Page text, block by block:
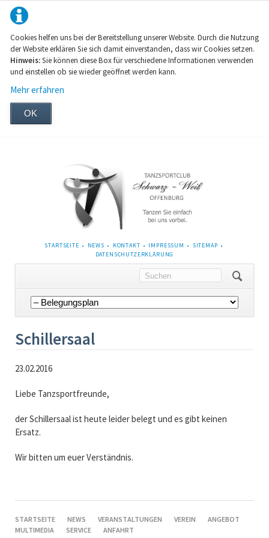
Cookies helfen uns bei der Bereitstellung unserer Website. Durch die Nutzung
der Website erklären Sie sich damit einverstanden, dass wir Cookies setzen.
Hinweis:Sie können diese Box für verschiedene Informationen verwenden
und einstellen ob sie wieder geöffnet werden kann.
Mehr erfahren
OK
NAVIGATION
STARTSEITE NEWS KONTAKT IMPRESSUM
SITEMAP
DATENSCHUTZERKLÄRUNG
Navigation
überspringen
Schillersaal
23.02.2016
Liebe Tanzsportfreunde,
der Schillersaal ist heute leider belegt und es gibt keinen
Ersatz.
Wir bitten um euer Verständnis.
NAVIGATION
ÜBERSPRINGEN
STARTSEITE NEWS VERANSTALTUNGEN VEREIN
ANGEBOT
MULTIMEDIA
SERVICE ANFAHRT